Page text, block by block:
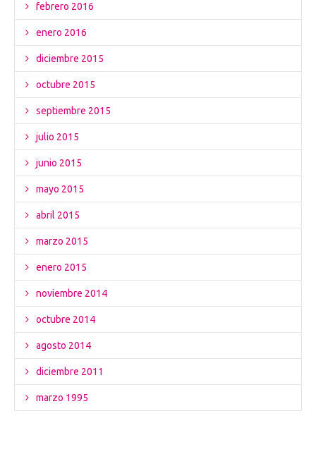
febrero 2016
enero 2016
diciembre 2015
octubre 2015
septiembre 2015
julio 2015
junio 2015
mayo 2015
abril 2015
marzo 2015
enero 2015
noviembre 2014
octubre 2014
agosto 2014
diciembre 2011
marzo 1995